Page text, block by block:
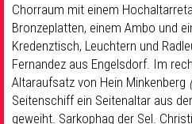
Chorraum mit einem
Bronzeplatten, einem Ambo und
Kredenztisch, Leuchtern und
Fernandez aus Engelsdorf. Im
Altaraufsatz von Hein Minkenberg
Seitenschiff ein Seitenaltar aus
geweiht. Sarkophag der Sel.